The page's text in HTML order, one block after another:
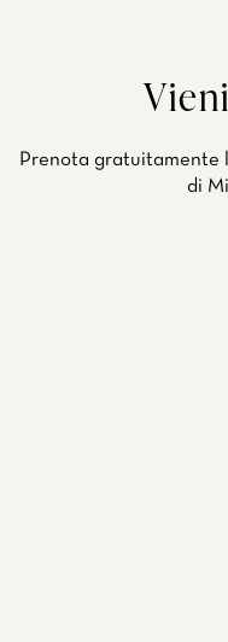
Prenota gratuitamente
di